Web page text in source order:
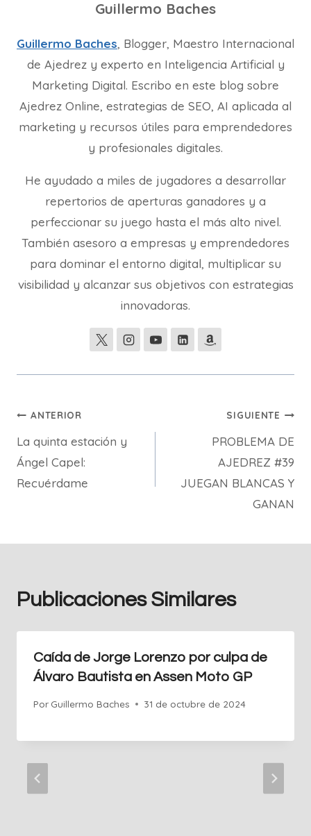
Guillermo Baches
Guillermo Baches, Blogger, Maestro Internacional
de Ajedrez y experto en Inteligencia Artificial y
Marketing Digital. Escribo en este blog sobre
Ajedrez Online, estrategias de SEO, AI aplicada al
marketing y recursos útiles para emprendedores
y profesionales digitales.
He ayudado a miles de jugadores a desarrollar
repertorios de aperturas ganadores y a
perfeccionar su juego hasta el más alto nivel.
También asesoro a empresas y emprendedores
para dominar el entorno digital, multiplicar su
visibilidad y alcanzar sus objetivos con estrategias
innovadoras.
Navegación
de
entradas
ANTERIOR
La quinta estación y
Ángel Capel:
Recuérdame
SIGUIENTE
PROBLEMA DE
AJEDREZ #39
JUEGAN BLANCAS Y
GANAN
Publicaciones Similares
Caída de Jorge Lorenzo por culpa de
Álvaro Bautista en Assen Moto GP
Por Guillermo Baches 31 de octubre de 2024